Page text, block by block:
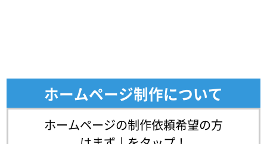
ホームページ制作について
ホームページの制作依頼希望の方